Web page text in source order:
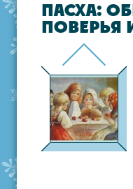
ПАСХА:
ПОВЕРЬЯ